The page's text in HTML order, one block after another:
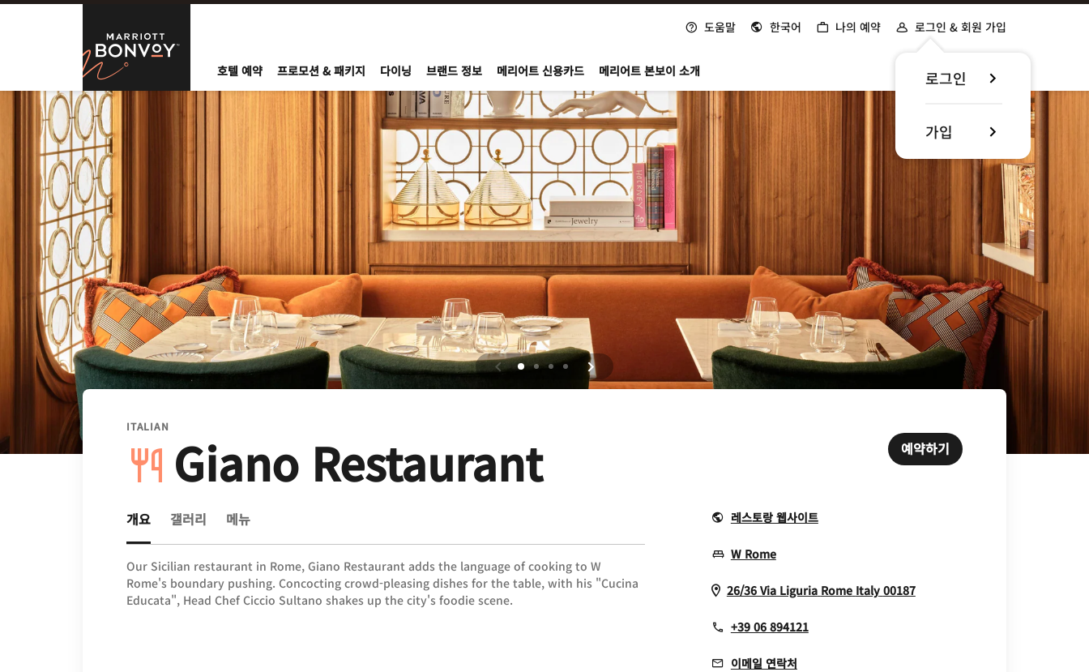
Skip to Content
Marriott Bonvoy
도움말 한국어 나의 예약 로그인 & 회원 가입
로그인
가입
호텔 예약 프로모션 & 패키지 다이닝 브랜드 정보 메리어트 신용카드 메리어트 본보이 소개
ITALIAN
Giano Restaurant 예약하기
개요 갤러리 메뉴
Our Sicilian restaurant in Rome, Giano Restaurant adds the language of cooking to W
Rome's boundary pushing. Concocting crowd-pleasing dishes for the table, with his "Cucina
Educata", Head Chef Ciccio Sultano shakes up the city's foodie scene.
레스토랑 웹사이트Opens In New Window
W RomeOpens In New Window
26/36 Via Liguria Rome Italy 00187Opens In New Window
+39 06 894121
이메일 연락처